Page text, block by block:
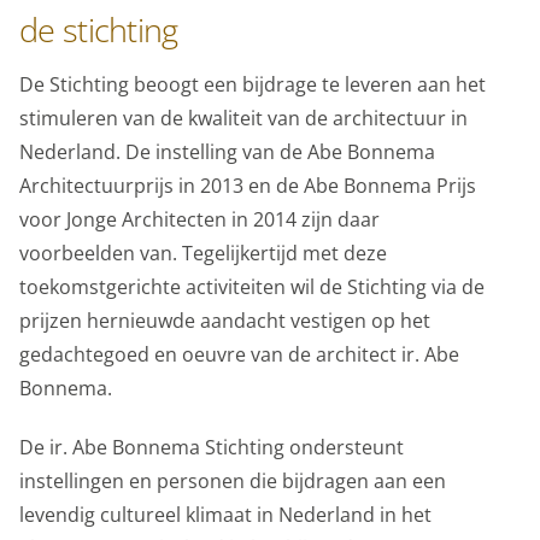
de stichting
De Stichting beoogt een bijdrage te leveren aan het
stimuleren van de kwaliteit van de architectuur in
Nederland. De instelling van de Abe Bonnema
Architectuurprijs in 2013 en de Abe Bonnema Prijs
voor Jonge Architecten in 2014 zijn daar
voorbeelden van. Tegelijkertijd met deze
toekomstgerichte activiteiten wil de Stichting via de
prijzen hernieuwde aandacht vestigen op het
gedachtegoed en oeuvre van de architect ir. Abe
Bonnema.
De ir. Abe Bonnema Stichting ondersteunt
instellingen en personen die bijdragen aan een
levendig cultureel klimaat in Nederland in het
de functionaliteit van de website of app ondersteunt,
bijvoorbeeld taalinstellingen. Maakt opslag mogelijk,
zoals cookies (web) of apparaatidentificatoren (apps),
gerelateerd aan analyse, bijvoorbeeld bezoekduur.
Analytische cookies
Marketing cookies
We gebruiken marketingcookies om je aanbiedingen te
sturen waar je ook écht op zit te wachten. Die
aanbiedingen baseren we op wat je op de website
bekijkt of op jouw persoonlijke interesses. We maken
Instagram, zodat je filmpjes en informatie kunt delen
met je vrienden via social media. Maakt opslag mogelijk,
zoals cookies (web) of apparaatidentificatoren (apps),